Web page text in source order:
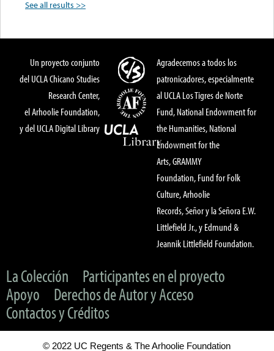
See all results >>
Un proyecto conjunto
del UCLA Chicano Studies
Research Center,
el Arhoolie Foundation,
y del UCLA Digital Library
Agradecemos a todos los
patronicadores, especialmente
al UCLA Los Tigres de Norte
Fund, National Endowment for
the Humanities, National
Endowment for the
Arts, GRAMMY
Foundation, Fund for Folk
Culture, Arhoolie
Records, Señor y la Señora E.W.
Littlefield Jr., y Edmund &
Jeannik Littlefield Foundation.
La Colección
Participantes en el proyecto
Apoyo
Derechos de Autor y Acceso
Contactos y Créditos
© 2022 UC Regents & The Arhoolie Foundation